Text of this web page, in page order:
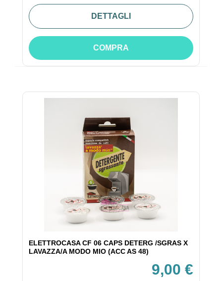
DETTAGLI
COMPRA
ELETTROCASA CF 06 CAPS DETERG /SGRAS X
LAVAZZA/A MODO MIO (ACC AS 48)
9,00 €